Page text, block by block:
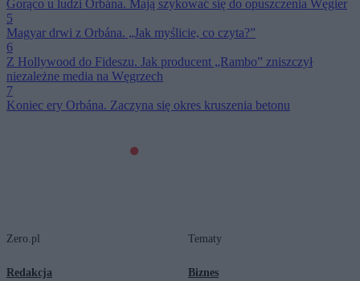
Gorąco u ludzi Orbána. Mają szykować się do opuszczenia Węgier
5
Magyar drwi z Orbána. „Jak myślicie, co czyta?”
6
Z Hollywood do Fideszu. Jak producent „Rambo” zniszczył
niezależne media na Węgrzech
7
Koniec ery Orbána. Zaczyna się okres kruszenia betonu
Zero.pl
Redakcja
Tematy
Biznes